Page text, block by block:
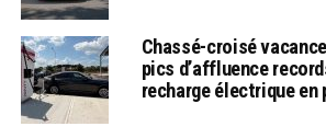
Chassé-croisé
pics d’affluence
recharge électrique en